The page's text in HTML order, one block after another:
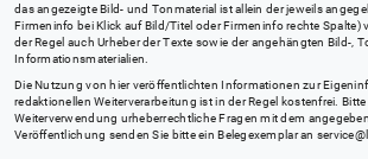
das angezeigte Bild- und Tonmaterial ist allein der jeweils
Firmeninfo bei Klick auf Bild/Titel oder Firmeninfo rechte Spalte)
der Regel auch Urheber der Texte sowie der angehängten Bild-,
Informationsmaterialien.
Die Nutzung von hier veröffentlichten Informationen zur
redaktionellen Weiterverarbeitung ist in der Regel kostenfrei. Bitte
Weiterverwendung urheberrechtliche Fragen mit dem
Veröffentlichung senden Sie bitte ein Belegexemplar an